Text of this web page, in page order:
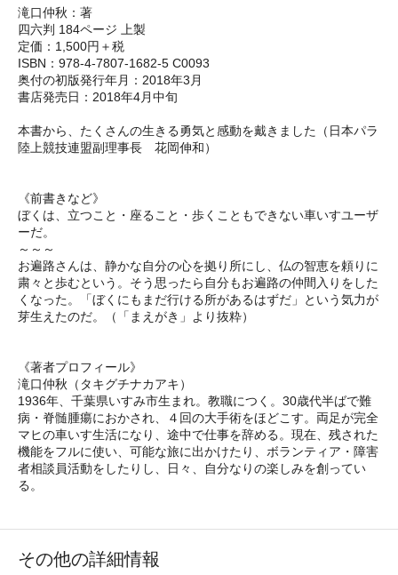
滝口仲秋：著
四六判 184ページ 上製
定価：1,500円＋税
ISBN：978-4-7807-1682-5 C0093
奥付の初版発行年月：2018年3月
書店発売日：2018年4月中旬
本書から、たくさんの生きる勇気と感動を戴きました（日本パラ
陸上競技連盟副理事長 花岡伸和）
《前書きなど》
ぼくは、立つこと・座ること・歩くこともできない車いすユーザ
ーだ。
～～～
お遍路さんは、静かな自分の心を拠り所にし、仏の智恵を頼りに
粛々と歩むという。そう思ったら自分もお遍路の仲間入りをした
くなった。「ぼくにもまだ行ける所があるはずだ」という気力が
芽生えたのだ。（「まえがき」より抜粋）
《著者プロフィール》
滝口仲秋（タキグチナカアキ）
1936年、千葉県いすみ市生まれ。教職につく。30歳代半ばで難
病・脊髄腫瘍におかされ、４回の大手術をほどこす。両足が完全
マヒの車いす生活になり、途中で仕事を辞める。現在、残された
機能をフルに使い、可能な旅に出かけたり、ボランティア・障害
者相談員活動をしたりし、日々、自分なりの楽しみを創ってい
る。
その他の詳細情報